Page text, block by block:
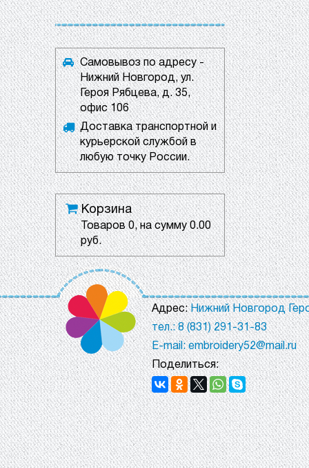
Самовывоз по адресу -
Нижний Новгород, ул.
Героя Рябцева, д. 35,
офис 106
Доставка транспортной и
курьерской службой в
любую точку России.
Корзина
Товаров0, на сумму0.00
руб.
Адрес:Нижний Новгород
тел.: 8 (831) 291-31-83
E-mail: embroidery52@mail.ru
Поделиться: